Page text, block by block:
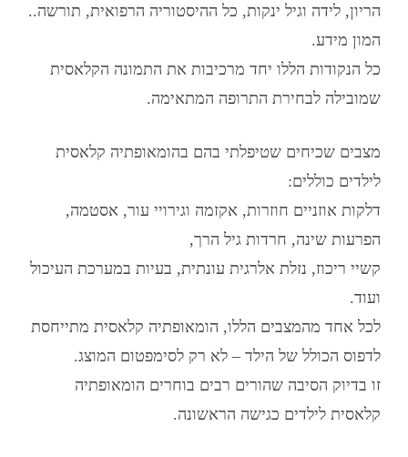
הריון, לידה וגיל ינקות, כל ההיסטוריה הרפואית, תורשה..
המון מידע.
כל הנקודות הללו יחד מרכיבות את התמונה הקלאסית
שמובילה לבחירת התרופה המתאימה.
מצבים שכיחים שטיפלתי בהם בהומאופתיה קלאסית
לילדים כוללים:
דלקות אוזניים חוזרות, אקזמה וגירויי עור, אסטמה,
הפרעות שינה, חרדות גיל הרך,
קשיי ריכוז, נזלת אלרגית עונתית, בעיות במערכת העיכול
ועוד.
לכל אחד מהמצבים הללו, הומאופתיה קלאסית מתייחסת
לדפוס הכולל של הילד – לא רק לסימפטום המוצג.
זו בדיוק הסיבה שהורים רבים בוחרים הומאופתיה
קלאסית לילדים כגישה הראשונה.